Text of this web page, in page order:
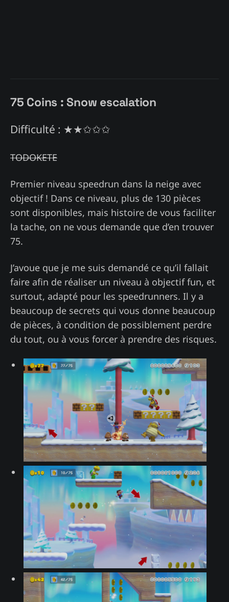
75 Coins : Snow escalation
Difficulté : ★★✩✩✩
TODOKETE
Premier niveau speedrun dans la neige avec
objectif ! Dans ce niveau, plus de 130 pièces
sont disponibles, mais histoire de vous faciliter
la tache, on ne vous demande que d’en trouver
75.
J’avoue que je me suis demandé ce qu’il fallait
faire afin de réaliser un niveau à objectif fun, et
surtout, adapté pour les speedrunners. Il y a
beaucoup de secrets qui vous donne beaucoup
de pièces, à condition de possiblement perdre
du tout, ou à vous forcer à prendre des risques.